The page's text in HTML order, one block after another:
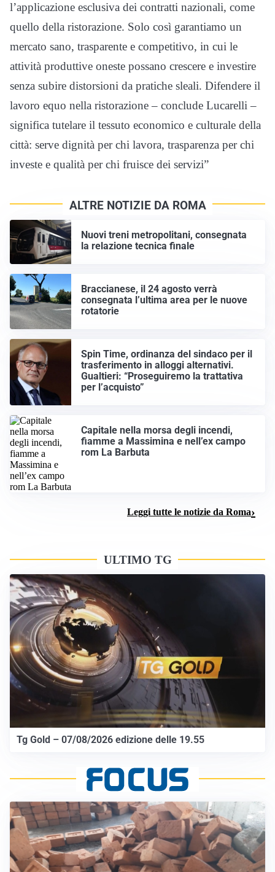
l’applicazione esclusiva dei contratti nazionali, come
quello della ristorazione. Solo così garantiamo un
mercato sano, trasparente e competitivo, in cui le
attività produttive oneste possano crescere e investire
senza subire distorsioni da pratiche sleali. Difendere il
lavoro equo nella ristorazione – conclude Lucarelli –
significa tutelare il tessuto economico e culturale della
città: serve dignità per chi lavora, trasparenza per chi
investe e qualità per chi fruisce dei servizi”
ALTRE NOTIZIE DA ROMA
Nuovi treni metropolitani, consegnata
la relazione tecnica finale
Braccianese, il 24 agosto verrà
consegnata l’ultima area per le nuove
rotatorie
Spin Time, ordinanza del sindaco per il
trasferimento in alloggi alternativi.
Gualtieri: “Proseguiremo la trattativa
per l’acquisto”
Capitale nella morsa degli incendi,
fiamme a Massimina e nell’ex campo
rom La Barbuta
Leggi tutte le notizie da Roma
ULTIMO TG
Tg Gold – 07/08/2026 edizione delle 19.55